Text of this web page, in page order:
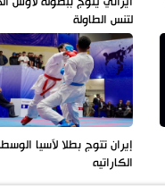
لتنس الطاولة
إيران تتوج بطلا لآسيا
الكاراتيه